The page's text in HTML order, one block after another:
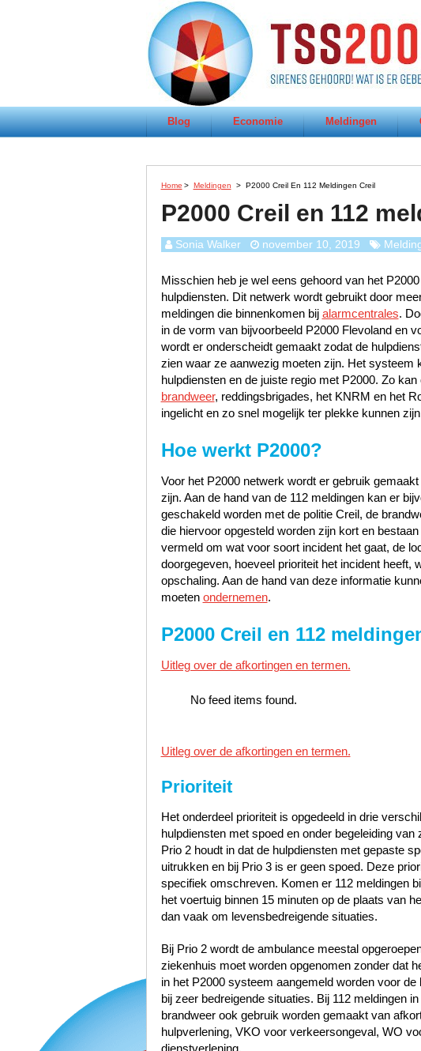
Blog Economie Meldingen
Home > Meldingen > P2000 Creil En 112 Meldingen Creil
P2000 Creil en 112
Sonia Walker november 10, 2019
Misschien heb je wel eens gehoord van het
hulpdiensten. Dit netwerk wordt gebruikt door
meldingen die binnenkomen bij alarmcentrales.
in de vorm van bijvoorbeeld P2000 Flevoland en
wordt er onderscheidt gemaakt zodat de
zien waar ze aanwezig moeten zijn. Het systeem
hulpdiensten en de juiste regio met P2000. Zo
brandweer, reddingsbrigades, het KNRM en het
ingelicht en zo snel mogelijk ter plekke kunnen
Hoe werkt P2000?
Voor het P2000 netwerk wordt er gebruik
zijn. Aan de hand van de 112 meldingen kan er
geschakeld worden met de politie Creil, de
die hiervoor opgesteld worden zijn kort en
vermeld om wat voor soort incident het gaat, de
doorgegeven, hoeveel prioriteit het incident heeft,
opschaling. Aan de hand van deze informatie
moeten ondernemen.
P2000 Creil en 112
Uitleg over de afkortingen en termen.
No feed items found.
Uitleg over de afkortingen en termen.
Prioriteit
Het onderdeel prioriteit is opgedeeld in drie
hulpdiensten met spoed en onder begeleiding
Prio 2 houdt in dat de hulpdiensten met gepaste
uitrukken en bij Prio 3 is er geen spoed. Deze
specifiek omschreven. Komen er 112 meldingen
het voertuig binnen 15 minuten op de plaats van
dan vaak om levensbedreigende situaties.
Bij Prio 2 wordt de ambulance meestal
ziekenhuis moet worden opgenomen zonder dat
in het P2000 systeem aangemeld worden voor
bij zeer bedreigende situaties. Bij 112 meldingen
brandweer ook gebruik worden gemaakt van
hulpverlening, VKO voor verkeersongeval, WO
dienstverlening.